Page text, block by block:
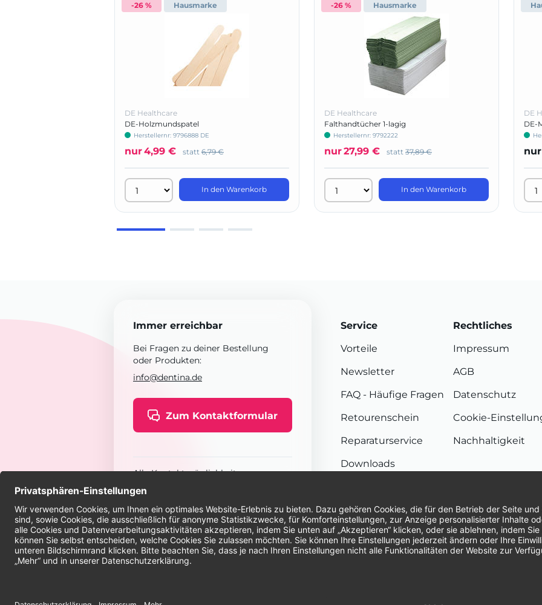
-26 % Hausmarke
DE Healthcare
DE-Holzmundspatel
Herstellernr: 9796888 DE
nur4,99 € statt 6,79 €
In den Warenkorb
-26 % Hausmarke
DE Healthcare
Falthandtücher 1-lagig
Herstellernr: 9792222
nur27,99 € statt 37,89 €
In den Warenkorb
DE
DE-
nur
Immer erreichbar
Bei Fragen zu deiner Bestellung
oder Produkten:
info@dentina.de
Zum Kontaktformular
Alle Kontaktmöglichkeiten
Service
Vorteile
Newsletter
FAQ - Häufige Fragen
Retourenschein
Reparaturservice
Downloads
Rechtliches
Impressum
AGB
Datenschutz
Cookie-
Nachhaltigkeit